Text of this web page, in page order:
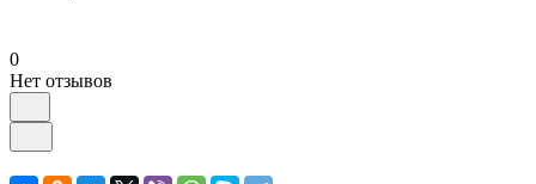
0
Нет отзывов